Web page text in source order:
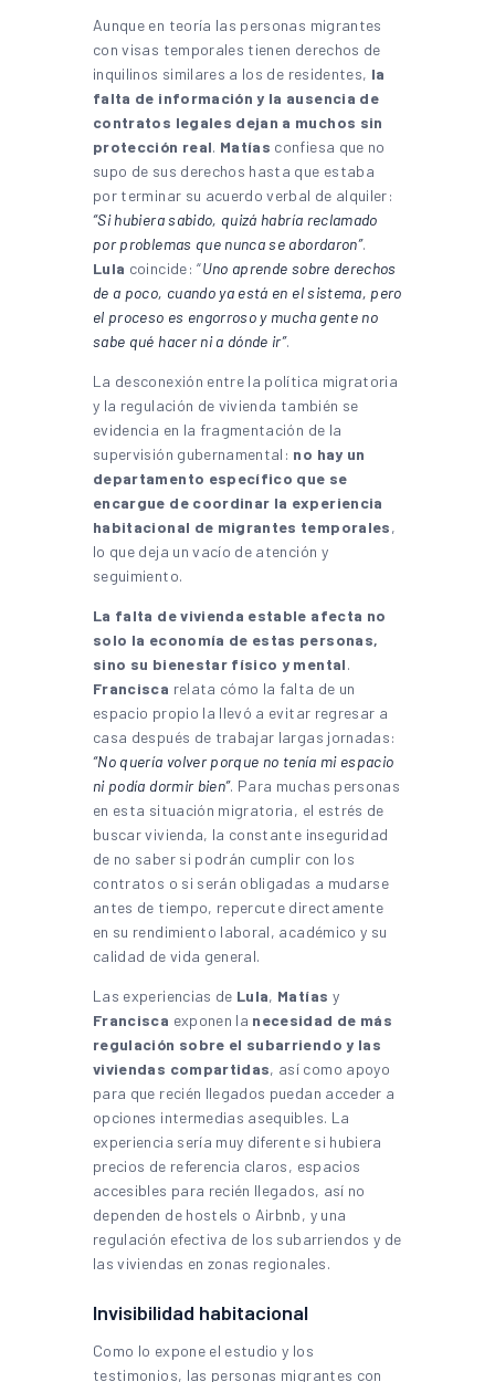
Aunque en teoría las personas migrantes
con visas temporales tienen derechos de
inquilinos similares a los de residentes, la
falta de información y la ausencia de
contratos legales dejan a muchos sin
protección real. Matías confiesa que no
supo de sus derechos hasta que estaba
por terminar su acuerdo verbal de alquiler:
“Si hubiera sabido, quizá habría reclamado
por problemas que nunca se abordaron”.
Lula coincide: “Uno aprende sobre derechos
de a poco, cuando ya está en el sistema, pero
el proceso es engorroso y mucha gente no
sabe qué hacer ni a dónde ir”.
La desconexión entre la política migratoria
y la regulación de vivienda también se
evidencia en la fragmentación de la
supervisión gubernamental: no hay un
departamento específico que se
encargue de coordinar la experiencia
habitacional de migrantes temporales,
lo que deja un vacío de atención y
seguimiento.
La falta de vivienda estable afecta no
solo la economía de estas personas,
sino su bienestar físico y mental.
Francisca relata cómo la falta de un
espacio propio la llevó a evitar regresar a
casa después de trabajar largas jornadas:
“No quería volver porque no tenía mi espacio
ni podía dormir bien”. Para muchas personas
en esta situación migratoria, el estrés de
buscar vivienda, la constante inseguridad
de no saber si podrán cumplir con los
contratos o si serán obligadas a mudarse
antes de tiempo, repercute directamente
en su rendimiento laboral, académico y su
calidad de vida general.
Las experiencias de Lula, Matías y
Francisca exponen la necesidad de más
regulación sobre el subarriendo y las
viviendas compartidas, así como apoyo
para que recién llegados puedan acceder a
opciones intermedias asequibles. La
experiencia sería muy diferente si hubiera
precios de referencia claros, espacios
accesibles para recién llegados, así no
dependen de hostels o Airbnb, y una
regulación efectiva de los subarriendos y de
las viviendas en zonas regionales.
Invisibilidad habitacional
Como lo expone el estudio y los
testimonios, las personas migrantes con